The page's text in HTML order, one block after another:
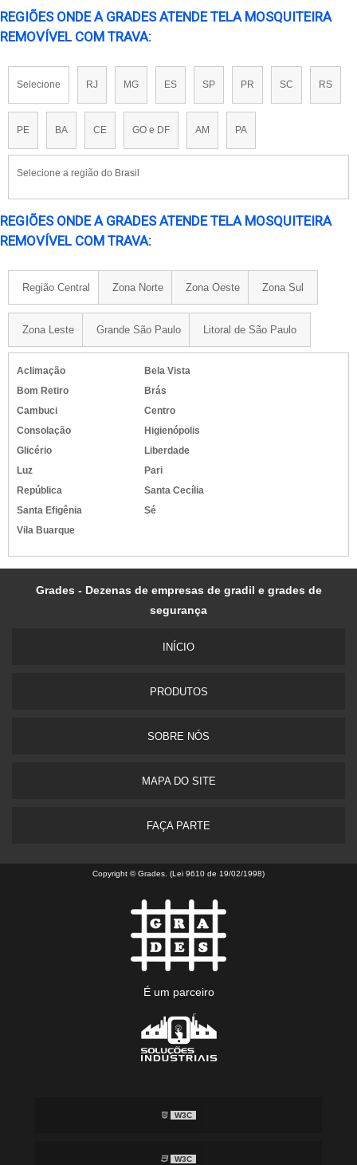
REGIÕES ONDE A GRADES ATENDE TELA MOSQUITEIRA
REMOVÍVEL COM TRAVA:
Selecione RJ MG ES SP PR SC RS
PE BA CE GO e DF AM PA
Selecione a região do Brasil
REGIÕES ONDE A GRADES ATENDE TELA MOSQUITEIRA
REMOVÍVEL COM TRAVA:
Região Central Zona Norte Zona Oeste Zona Sul
Zona Leste Grande São Paulo Litoral de São Paulo
Aclimação
Bela Vista
Bom Retiro
Brás
Cambuci
Centro
Consolação
Higienópolis
Glicério
Liberdade
Luz
Pari
República
Santa Cecília
Santa Efigênia
Sé
Vila Buarque
Grades - Dezenas de empresas de gradil e grades de
segurança
INÍ­CIO
PRODUTOS
SOBRE NÓS
MAPA DO SITE
FAÇA PARTE
Copyright © Grades. (Lei 9610 de 19/02/1998)
É um parceiro
W3C
W3C